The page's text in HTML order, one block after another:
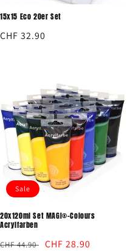
15x15 Eco 20er Set
Normaler
CHF 32.90
Sale
20x120ml Set MAGI®-Colours
Acrylfarben
Normaler
CHF 44.90 Verkaufspreis
CHF 28.90